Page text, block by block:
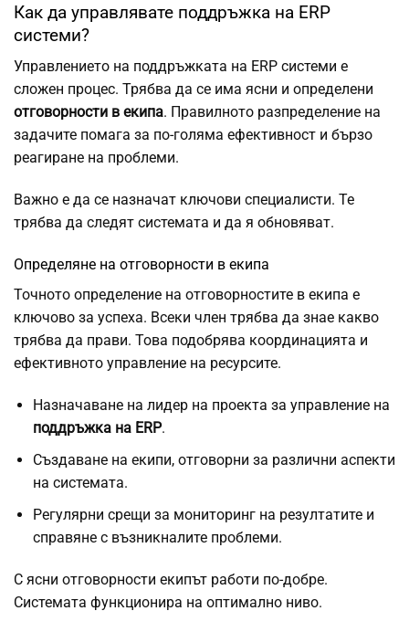
Как да управлявате поддръжка на ERP
системи?
Управлението на поддръжката на ERP системи е
сложен процес. Трябва да се има ясни и определени
отговорности в екипа. Правилното разпределение на
задачите помага за по-голяма ефективност и бързо
реагиране на проблеми.
Важно е да се назначат ключови специалисти. Те
трябва да следят системата и да я обновяват.
Определяне на отговорности в екипа
Точното определение на отговорностите в екипа е
ключово за успеха. Всеки член трябва да знае какво
трябва да прави. Това подобрява координацията и
ефективното управление на ресурсите.
Назначаване на лидер на проекта за управление на
поддръжка на ERP.
Създаване на екипи, отговорни за различни аспекти
на системата.
Регулярни срещи за мониторинг на резултатите и
справяне с възникналите проблеми.
С ясни отговорности екипът работи по-добре.
Системата функционира на оптимално ниво.